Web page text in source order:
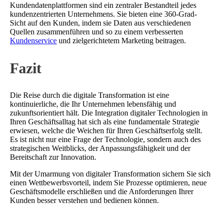
Kundendatenplattformen sind ein zentraler Bestandteil jedes
kundenzentrierten Unternehmens. Sie bieten eine 360-Grad-
Sicht auf den Kunden, indem sie Daten aus verschiedenen
Quellen zusammenführen und so zu einem verbesserten
Kundenservice und zielgerichtetem Marketing beitragen.
Fazit
Die Reise durch die digitale Transformation ist eine
kontinuierliche, die Ihr Unternehmen lebensfähig und
zukunftsorientiert hält. Die Integration digitaler Technologien in
Ihren Geschäftsalltag hat sich als eine fundamentale Strategie
erwiesen, welche die Weichen für Ihren Geschäftserfolg stellt.
Es ist nicht nur eine Frage der Technologie, sondern auch des
strategischen Weitblicks, der Anpassungsfähigkeit und der
Bereitschaft zur Innovation.
Mit der Umarmung von digitaler Transformation sichern Sie sich
einen Wettbewerbsvorteil, indem Sie Prozesse optimieren, neue
Geschäftsmodelle erschließen und die Anforderungen Ihrer
Kunden besser verstehen und bedienen können.